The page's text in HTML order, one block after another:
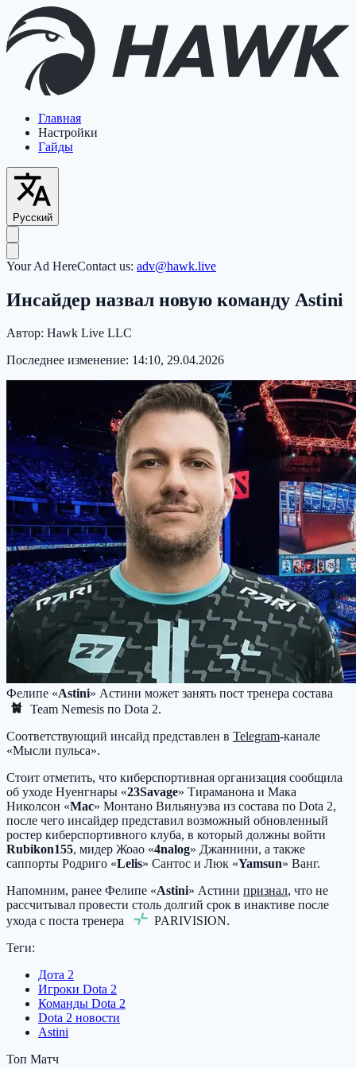
Главная
Настройки
Гайды
Русский
Your Ad HereContact us: adv@hawk.live
Инсайдер назвал новую команду Astini
Автор: Hawk Live LLC
Последнее изменение: 14:10, 29.04.2026
Фелипе «Astini» Астини может занять пост тренера состава
Team Nemesis по Dota 2.
Соответствующий инсайд представлен в Telegram-канале
«Мысли пульса».
Стоит отметить, что киберспортивная организация сообщила
об уходе Нуенгнары «23Savage» Тираманона и Мака
Николсон «Mac» Монтано Вильянуэва из состава по Dota 2,
после чего инсайдер представил возможный обновленный
ростер киберспортивного клуба, в который должны войти
Rubikon155, мидер Жоао «4nalog» Джаннини, а также
саппорты Родриго «Lelis» Сантос и Люк «Yamsun» Ванг.
Напомним, ранее Фелипе «Astini» Астини признал, что не
рассчитывал провести столь долгий срок в инактиве после
ухода с поста тренера
PARIVISION.
Теги:
Дота 2
Игроки Dota 2
Команды Dota 2
Dota 2 новости
Astini
Топ Матч